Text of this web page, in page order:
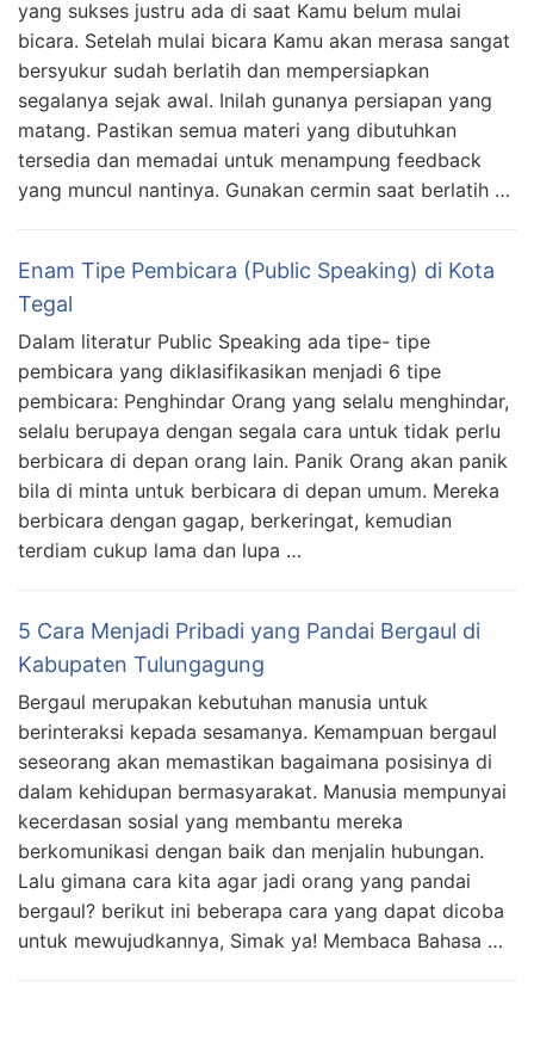
yang sukses justru ada di saat Kamu belum mulai
bicara. Setelah mulai bicara Kamu akan merasa sangat
bersyukur sudah berlatih dan mempersiapkan
segalanya sejak awal. Inilah gunanya persiapan yang
matang. Pastikan semua materi yang dibutuhkan
tersedia dan memadai untuk menampung feedback
yang muncul nantinya. Gunakan cermin saat berlatih …
Enam Tipe Pembicara (Public Speaking) di Kota
Tegal
Dalam literatur Public Speaking ada tipe- tipe
pembicara yang diklasifikasikan menjadi 6 tipe
pembicara: Penghindar Orang yang selalu menghindar,
selalu berupaya dengan segala cara untuk tidak perlu
berbicara di depan orang lain. Panik Orang akan panik
bila di minta untuk berbicara di depan umum. Mereka
berbicara dengan gagap, berkeringat, kemudian
terdiam cukup lama dan lupa …
5 Cara Menjadi Pribadi yang Pandai Bergaul di
Kabupaten Tulungagung
Bergaul merupakan kebutuhan manusia untuk
berinteraksi kepada sesamanya. Kemampuan bergaul
seseorang akan memastikan bagaimana posisinya di
dalam kehidupan bermasyarakat. Manusia mempunyai
kecerdasan sosial yang membantu mereka
berkomunikasi dengan baik dan menjalin hubungan.
Lalu gimana cara kita agar jadi orang yang pandai
bergaul? berikut ini beberapa cara yang dapat dicoba
untuk mewujudkannya, Simak ya! Membaca Bahasa …